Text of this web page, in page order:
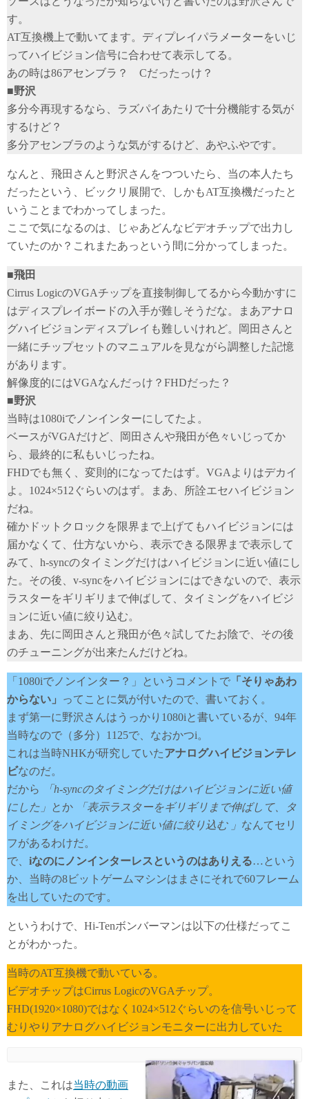
す。
AT互換機上で動いてます。ディプレイパラメーターをいじ
ってハイビジョン信号に合わせて表示してる。
あの時は86アセンブラ？ Cだったっけ？
■野沢
多分今再現するなら、ラズパイあたりで十分機能する気が
するけど？
多分アセンブラのような気がするけど、あやふやです。
なんと、飛田さんと野沢さんをつついたら、当の本人たち
だったという、ビックリ展開で、しかもAT互換機だったと
いうことまでわかってしまった。
ここで気になるのは、じゃあどんなビデオチップで出力し
ていたのか？これまたあっという間に分かってしまった。
■飛田
Cirrus LogicのVGAチップを直接制御してるから今動かすに
はディスプレイボードの入手が難しそうだな。まあアナロ
グハイビジョンディスプレイも難しいけれど。岡田さんと
一緒にチップセットのマニュアルを見ながら調整した記憶
があります。
解像度的にはVGAなんだっけ？FHDだった？
■野沢
当時は1080iでノンインターにしてたよ。
ベースがVGAだけど、岡田さんや飛田が色々いじってか
ら、最終的に私もいじったね。
FHDでも無く、変則的になってたはず。VGAよりはデカイ
よ。1024×512ぐらいのはず。まあ、所詮エセハイビジョン
だね。
確かドットクロックを限界まで上げてもハイビジョンには
届かなくて、仕方ないから、表示できる限界まで表示して
みて、h-syncのタイミングだけはハイビジョンに近い値にし
た。その後、v-syncをハイビジョンにはできないので、表示
ラスターをギリギリまで伸ばして、タイミングをハイビジ
ョンに近い値に絞り込む。
まあ、先に岡田さんと飛田が色々試してたお陰で、その後
のチューニングが出来たんだけどね。
「1080iでノンインター？」というコメントで 「そりゃあわ
からない」
ってことに気が付いたので、書いておく。
まず第一に野沢さんはうっかり1080iと書いているが、94年
当時なので（多分）1125で、なおかつi。
これは当時NHKが研究していたアナログハイビジョンテレ
ビなのだ。
だから
「h-syncのタイミングだけはハイビジョンに近い値
にした」 とか
「表示ラスターをギリギリまで伸ばして、タ
イミングをハイビジョンに近い値に絞り込む 」 なんてセリ
フがあるわけだ。
で、 iなのにノンインターレスというのはありえる…という
か、当時の8ビットゲームマシンはまさにそれで60フレーム
を出していたのです。
というわけで、Hi-Tenボンバーマンは以下の仕様だってこ
とがわかった。
当時のAT互換機で動いている。
ビデオチップはCirrus LogicのVGAチップ。
FHD(1920×1080)ではなく1024×512ぐらいのを信号いじって
むりやりアナログハイビジョンモニターに出力していた
また、これは当時の動画